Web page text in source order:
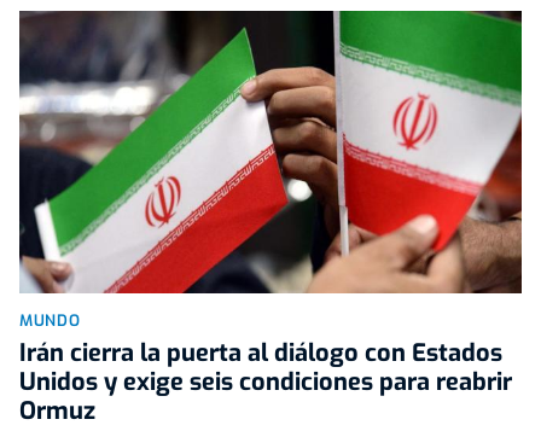
MUNDO
Irán cierra la puerta al diálogo con Estados
Unidos y exige seis condiciones para reabrir
Ormuz